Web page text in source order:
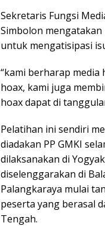
Sekretaris Fungsi
Simbolon
untuk mengatisipasi
“kami berharap
hoax, kami juga
hoax dapat di
Pelatihan ini sendiri
diadakan PP GMKI
dilaksanakan di
diselenggarakan di
Palangkaraya mulai
peserta yang berasal
Tengah.